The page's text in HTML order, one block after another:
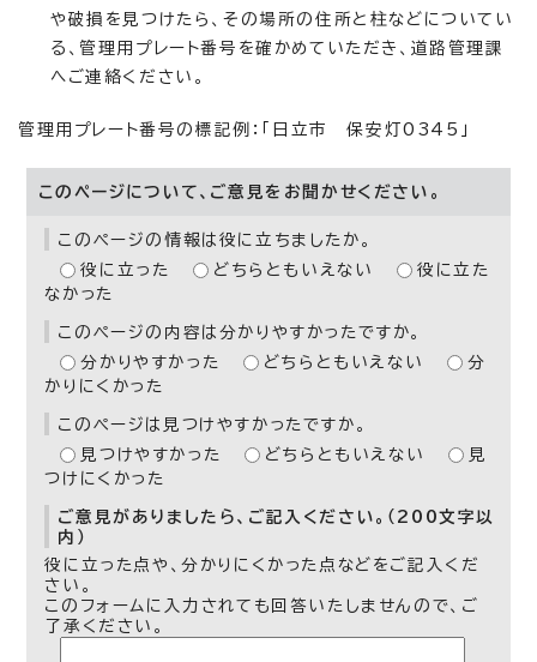
や破損を見つけたら、その場所の住所と柱などについてい
る、管理用プレート番号を確かめていただき、道路管理課
へご連絡ください。
管理用プレート番号の標記例：「日立市 保安灯0345」
このページについて、ご意見をお聞かせください。
このページの情報は役に立ちましたか。
役に立った
どちらともいえない
役に立た
なかった
このページの内容は分かりやすかったですか。
分かりやすかった
どちらともいえない
分
かりにくかった
このページは見つけやすかったですか。
見つけやすかった
どちらともいえない
見
つけにくかった
ご意見がありましたら、ご記入ください。（200文字以
内）
役に立った点や、分かりにくかった点などをご記入くだ
さい。
このフォームに入力されても回答いたしませんので、ご
了承ください。